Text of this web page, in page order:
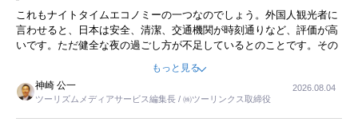
これもナイトタイムエコノミーの一つなのでしょう。外国人観光者に
言わせると、日本は安全、清潔、交通機関が時刻通りなど、評価が高
いです。ただ健全な夜の過ごし方が不足しているとのことです。その
ような意味で、金曜夜にこのようなイベントが行われれば、日本人に
限らず外国人にとっても楽しみが増えるでしょうね。
もっと見る
神崎 公一
ツーリズムメディアサービス編集長 / ㈱ツーリンクス取締役
2026.08.04